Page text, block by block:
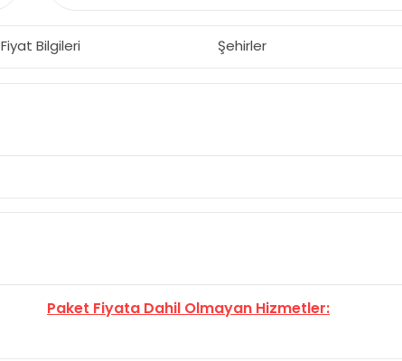
Fiyat Bilgileri Şehirler
Paket Fiyata Dahil Olmayan Hizmetler: